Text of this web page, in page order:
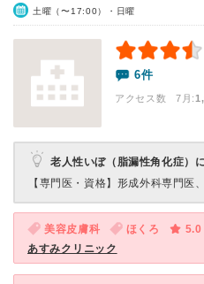
土曜（〜17:00）・日曜
6件
アクセス数 7月:
老人性いぼ（脂漏性角化症）
【専門医・資格】 形成外科専門医
美容皮膚科 ほくろ
5.0
あすみクリニック